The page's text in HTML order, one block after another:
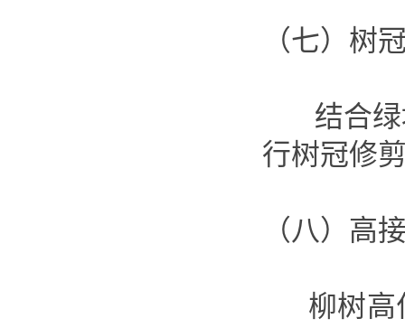
（七）树
结合绿
行树冠修
（八）高
柳树高